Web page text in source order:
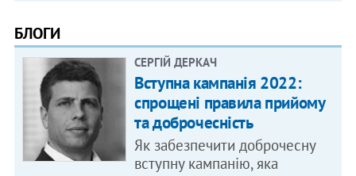
БЛОГИ
СЕРГІЙ ДЕРКАЧ
Вступна кампанія 2022:
спрощені правила прийому
та доброчесність
Як забезпечити доброчесну
вступну кампанію, яка